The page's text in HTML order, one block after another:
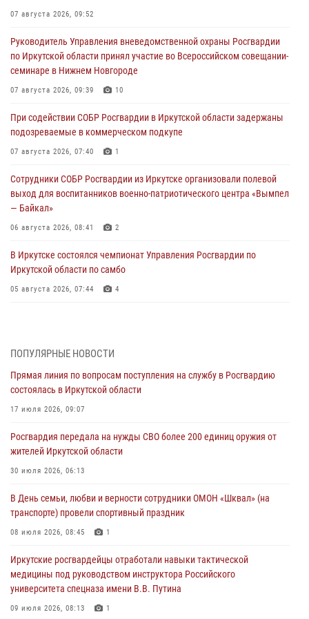
07 августа 2026, 09:52
Руководитель Управления вневедомственной охраны Росгвардии
по Иркутской области принял участие во Всероссийском совещании-
семинаре в Нижнем Новгороде
07 августа 2026, 09:39 10
При содействии СОБР Росгвардии в Иркутской области задержаны
подозреваемые в коммерческом подкупе
07 августа 2026, 07:40 1
Сотрудники СОБР Росгвардии из Иркутске организовали полевой
выход для воспитанников военно-патриотического центра «Вымпел
— Байкал»
06 августа 2026, 08:41 2
В Иркутске состоялся чемпионат Управления Росгвардии по
Иркутской области по самбо
05 августа 2026, 07:44 4
04 августа 2026, 07:14 3
Росгвардейцы потушили загоревшийся автомобиль в Иркутске
03 августа 2026, 04:55
Дню Воздушно-десантных войск в Иркутской области
03 августа 2026, 03:32
сердца к сердцу» (видео)
31 июля 2026, 04:37
пропавшую пожилую женщину в Иркутске
30 июля 2026, 07:37
ПОПУЛЯРНЫЕ НОВОСТИ
Прямая линия по вопросам поступления на службу в Росгвардию
состоялась в Иркутской области
17 июля 2026, 09:07
Росгвардия передала на нужды СВО более 200 единиц оружия от
жителей Иркутской области
30 июля 2026, 06:13
В День семьи, любви и верности сотрудники ОМОН «Шквал» (на
транспорте) провели спортивный праздник
08 июля 2026, 08:45 1
Иркутские росгвардейцы отработали навыки тактической
медицины под руководством инструктора Российского
университета спецназа имени В.В. Путина
09 июля 2026, 08:13 1